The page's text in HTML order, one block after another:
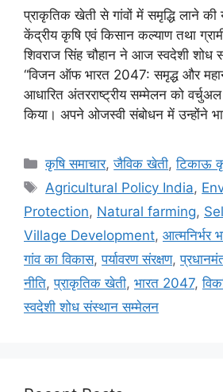
प्राकृतिक खेती से गांवों में समृद्धि लाने की
केंद्रीय कृषि एवं किसान कल्याण तथा
शिवराज सिंह चौहान ने आज स्वदेशी शोध
“विजन ऑफ भारत 2047: समृद्ध और
आधारित अंतरराष्ट्रीय सम्मेलन को
किया। अपने ओजस्वी संबोधन में उन्होंने
कृषि समाचार,जैविक खेती,टिकाऊ
Agricultural Policy India,
Protection, Natural farming,
Village Development, आत्मनिर्भर
गांव का विकास,पर्यावरण संरक्षण,
नीति,प्राकृतिक खेती, भारत 2047,
स्वदेशी शोध संस्थान सम्मेलन